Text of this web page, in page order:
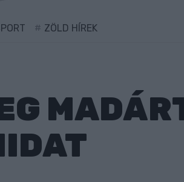
ZÖLD HÍREK